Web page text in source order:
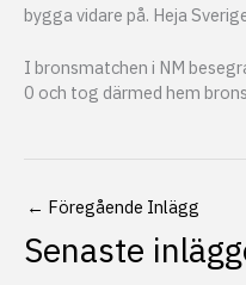
bygga vidare på. Heja
I bronsmatchen i NM
0 och tog därmed hem
← Föregående Inlägg
Senaste